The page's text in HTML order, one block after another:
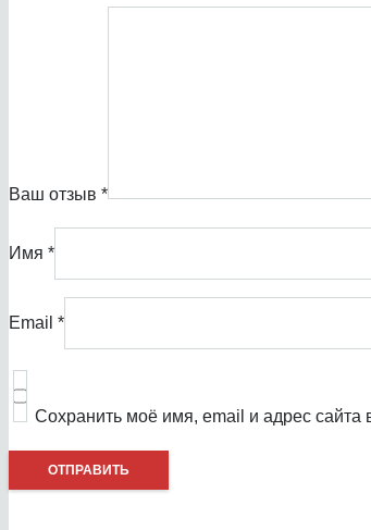
Ваш отзыв *
Имя *
Email *
Сохранить моё имя, email и адрес